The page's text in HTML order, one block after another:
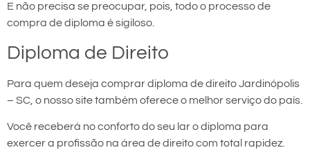
E não precisa se preocupar, pois, todo o processo de
compra de diploma é sigiloso.
Diploma de Direito
Para quem deseja comprar diploma de direito Jardinópolis
– SC, o nosso site também oferece o melhor serviço do país.
Você receberá no conforto do seu lar o diploma para
exercer a profissão na área de direito com total rapidez.